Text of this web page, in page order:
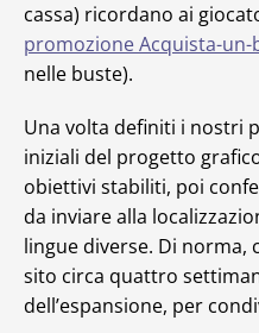
cassa) ricordano ai
promozione Acquista-un-
nelle buste).
Una volta definiti i nostri
iniziali del progetto
obiettivi stabiliti, poi
da inviare alla
lingue diverse. Di norma,
sito circa quattro
dell’espansione, per